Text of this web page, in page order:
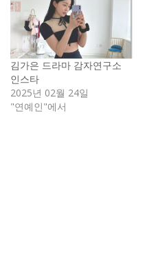
김가은 드라마 감자연구소
인스타
2025년 02월 24일
"연예인"에서